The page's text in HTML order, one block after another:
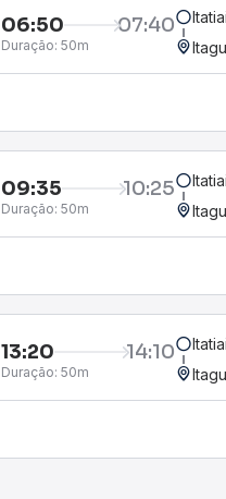
06:50 07:40
Duração: 50m
09:35 10:25
Duração: 50m
13:20 14:10
Duração: 50m